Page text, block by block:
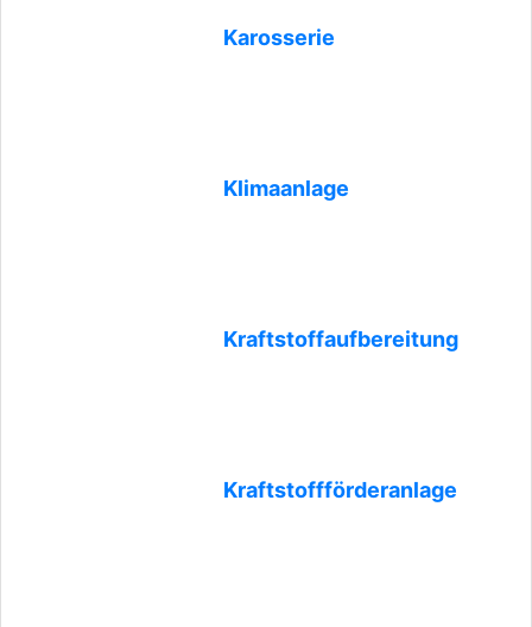
Karosserie
Klimaanlage
Kraftstoffaufbereitung
Kraftstoffförderanlage